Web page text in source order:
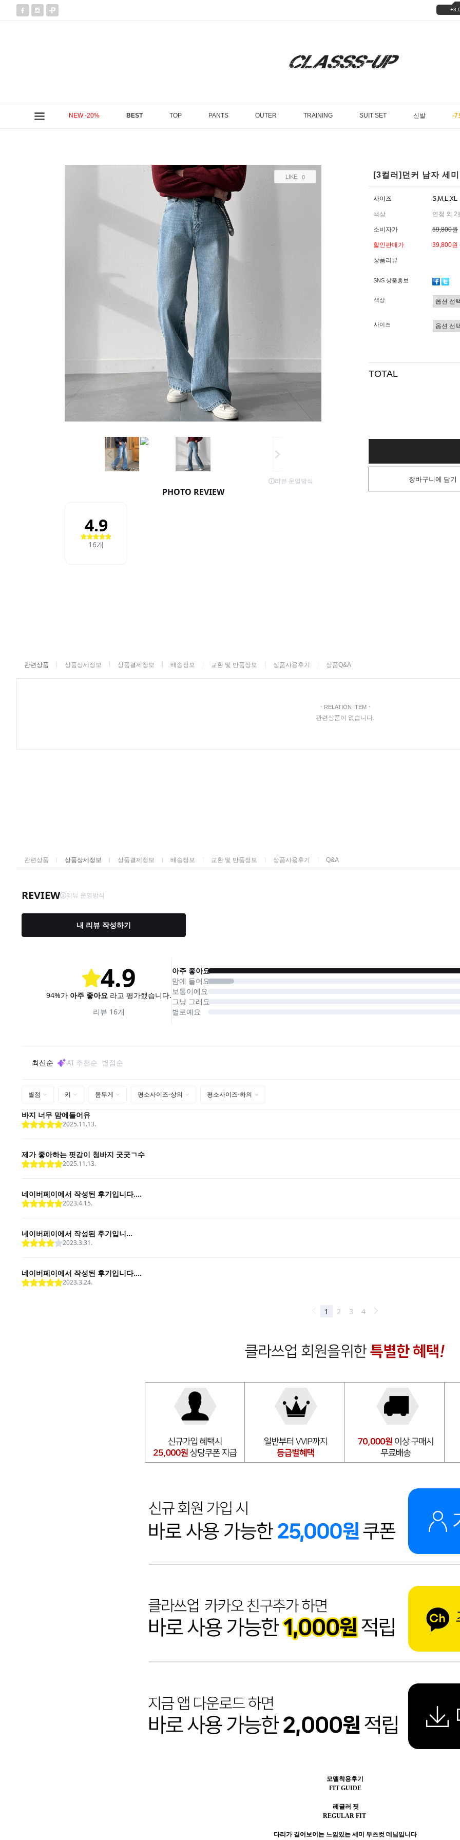
NEW -20% BEST TOP PANTS OUTER TRAINING SUIT SET 신발 -7
LIKE 0 [3컬러]던커 남자 세
사이즈 S,M,L,XL
색상 연청 외 2
소비자가 59,800원
할인판매가 39,800원
상품리뷰
SNS 상품홍보
색상
사이즈
TOTAL
장바구니에 담기
관련상품 상품상세정보 상품결제정보 배송정보 교환 및 반품정보 상품사용후기 상품Q&A
ㆍ RELATION ITEM ㆍ
관련상품이 없습니다.
관련상품 상품상세정보 상품결제정보 배송정보 교환 및 반품정보 상품사용후기 Q&A
모델착용후기
FIT GUIDE
레귤러 핏
REGULAR FIT
다리가 길어보이는 느낌있는 세미 부츠컷 데님입니다